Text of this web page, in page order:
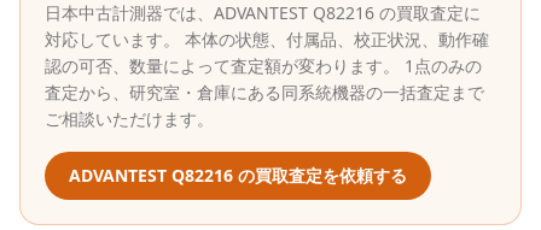
日本中古計測器では、 ADVANTEST Q82216 の買取査定に
対応しています。 本体の状態、付属品、校正状況、動作確
認の可否、数量によって査定額が変わります。 1点のみの
査定から、研究室・倉庫にある同系統機器の一括査定まで
ご相談いただけます。
ADVANTEST Q82216 の買取査定を依頼する